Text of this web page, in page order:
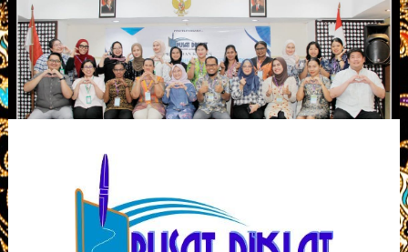
Skip
to
content